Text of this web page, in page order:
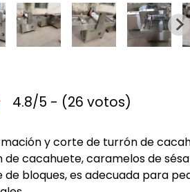
4.8/5 - (26 votos)
y corte de turrón de
cacahuete, caramelos de
bloques, es adecuada para